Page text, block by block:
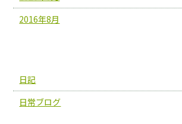
2016年8月
日記
日常ブログ